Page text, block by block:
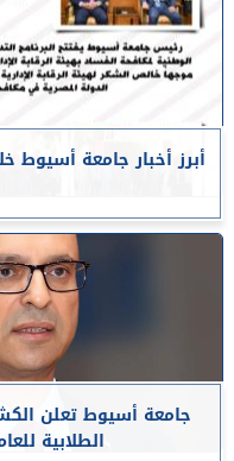
جامعة أسيوط تعلن
الطلابية للعام